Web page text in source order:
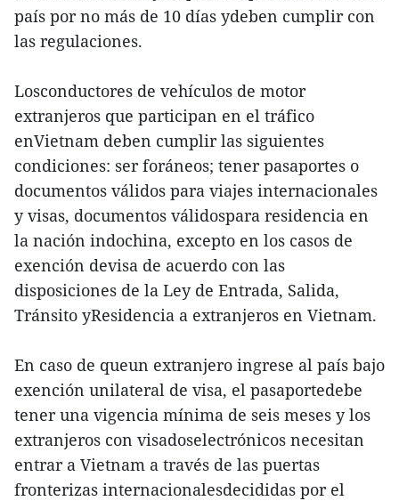
país por no más de 10 días ydeben cumplir con
las regulaciones.
Losconductores de vehículos de motor
extranjeros que participan en el tráfico
enVietnam deben cumplir las siguientes
condiciones: ser foráneos; tener pasaportes o
documentos válidos para viajes internacionales
y visas, documentos válidospara residencia en
la nación indochina, excepto en los casos de
exención devisa de acuerdo con las
disposiciones de la Ley de Entrada, Salida,
Tránsito yResidencia a extranjeros en Vietnam.
En caso de queun extranjero ingrese al país bajo
exención unilateral de visa, el pasaportedebe
tener una vigencia mínima de seis meses y los
extranjeros con visadoselectrónicos necesitan
entrar a Vietnam a través de las puertas
fronterizas internacionalesdecididas por el